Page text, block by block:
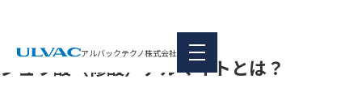
アルバックテクノ株式会社
シュウ酸（蓚酸）アルマイトとは？